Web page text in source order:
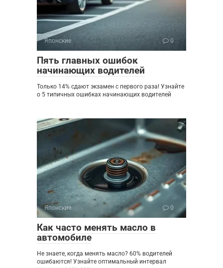
Японские 0
Пять главных ошибок
начинающих водителей
Только 14% сдают экзамен с первого раза! Узнайте
о 5 типичных ошибках начинающих водителей
Японские 0
Как часто менять масло в
автомобиле
Не знаете, когда менять масло? 60% водителей
ошибаются! Узнайте оптимальный интервал